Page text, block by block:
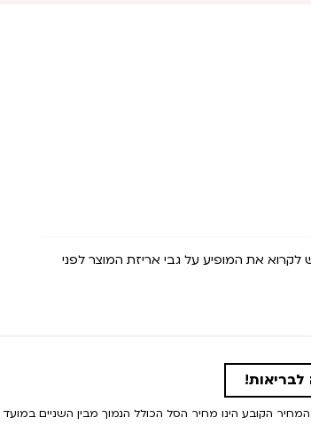
לקרוא את המופיע על גבי אריזת המוצר לפני